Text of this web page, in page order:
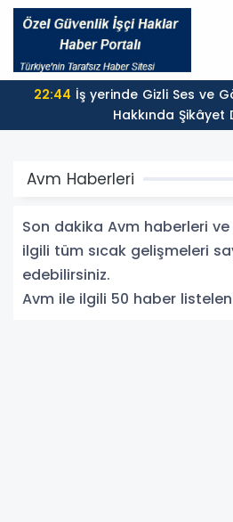
22:44
Hakkında Şikâyet
Avm Haberleri
Son dakika Avm haberleri
ilgili tüm sıcak gelişmeleri
edebilirsiniz.
Avm ile ilgili 50 haber